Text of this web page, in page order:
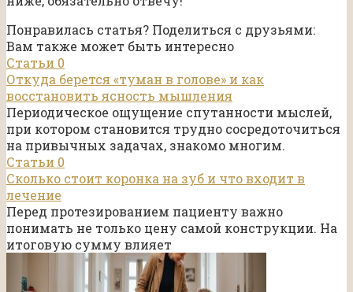
Понравилась статья? Поделиться с друзьями:
Вам также может быть интересно
Статьи 0
Откуда берется «туман в голове» и как
восстановить ясность мышления
Периодическое ощущение спутанности мыслей,
при котором становится трудно сосредоточиться
на привычных задачах, знакомо многим.
Статьи 0
Сколько стоит коронка на зуб и что входит в
лечение
Перед протезированием пациенту важно
понимать не только цену самой конструкции. На
итоговую сумму влияет